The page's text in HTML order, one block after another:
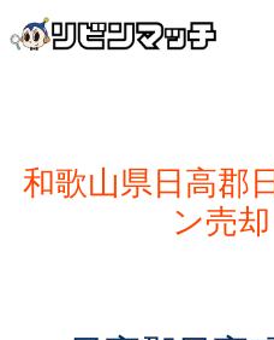
和歌山県日高郡
ン売